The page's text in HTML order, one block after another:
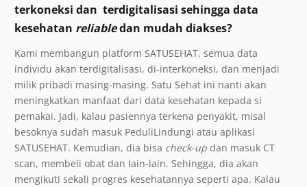
terkoneksi dan terdigitalisasi sehingga data
kesehatan reliabledan mudah diakses?
Kami membangun platform SATUSEHAT, semua data
individu akan terdigitalisasi, di-interkoneksi, dan menjadi
milik pribadi masing-masing. Satu Sehat ini nanti akan
meningkatkan manfaat dari data kesehatan kepada si
pemakai. Jadi, kalau pasiennya terkena penyakit, misal
besoknya sudah masuk PeduliLindungi atau aplikasi
SATUSEHAT. Kemudian, dia bisa check-up dan masuk CT
scan, membeli obat dan lain-lain. Sehingga, dia akan
mengikuti sekali progres kesehatannya seperti apa. Kalau